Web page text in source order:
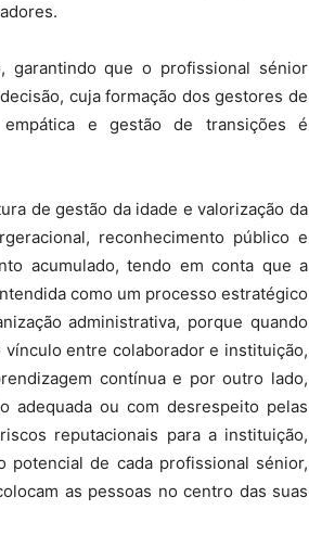
garantindo que o profissional sénior
cuja formação dos gestores de
empática e gestão de transições é
de gestão da idade e valorização da
reconhecimento público e
acumulado, tendo em conta que a
como um processo estratégico
administrativa, porque quando
entre colaborador e instituição,
contínua e por outro lado,
adequada ou com desrespeito pelas
reputacionais para a instituição,
potencial de cada profissional sénior,
as pessoas no centro das suas